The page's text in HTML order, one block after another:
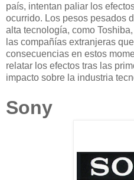
país, intentan paliar los
ocurrido. Los pesos pesados
alta tecnología, como
las compañías extranjeras
consecuencias en estos
relatar los efectos tras las
impacto sobre la industria
Sony